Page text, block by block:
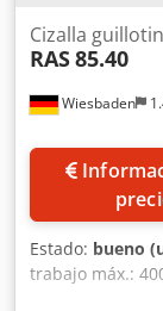
Wiesbaden
Cizalla
RAS85.40
Información de
Estado: bueno
trabajo máx.:
chapas con